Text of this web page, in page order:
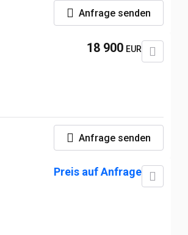
Anfrage senden
18 900 EUR
Anfrage senden
Preis auf Anfrage